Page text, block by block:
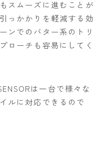
スムーズに進むことが
っかかりを軽減する効
ンでのバター系のトリ
ローチも容易にしてく
は一台で様々な
ルに対応できるので